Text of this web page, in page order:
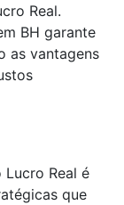
Real.
BH garante
as vantagens
Real é
que